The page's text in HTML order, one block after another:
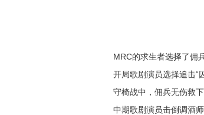
MRC的求生者选择了佣
开局歌剧演员选择追击“
守椅战中，佣兵无伤救
中期歌剧演员击倒调酒